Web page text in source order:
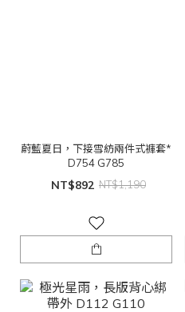
蔚藍夏日，下接雪紡兩件式褲套*
D754 G785
NT$892 NT$1,190